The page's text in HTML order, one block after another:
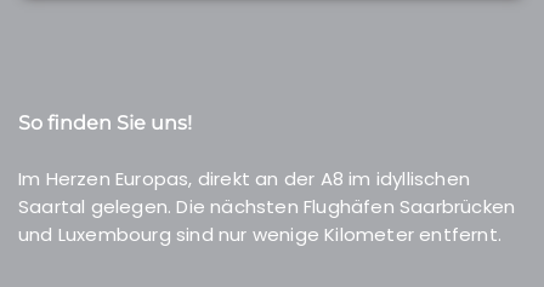
So finden Sie uns!
Im Herzen Europas, direkt an der A8 im idyllischen
Saartal gelegen. Die nächsten Flughäfen Saarbrücken
und Luxembourg sind nur wenige Kilometer entfernt.